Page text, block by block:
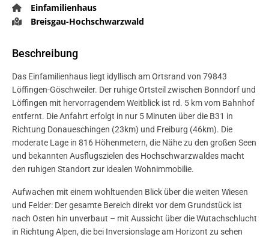
Einfamilienhaus
Breisgau-Hochschwarzwald
Beschreibung
Das Einfamilienhaus liegt idyllisch am Ortsrand von 79843
Löffingen-Göschweiler. Der ruhige Ortsteil zwischen Bonndorf und
Löffingen mit hervorragendem Weitblick ist rd. 5 km vom Bahnhof
entfernt. Die Anfahrt erfolgt in nur 5 Minuten über die B31 in
Richtung Donaueschingen (23km) und Freiburg (46km). Die
moderate Lage in 816 Höhenmetern, die Nähe zu den großen Seen
und bekannten Ausflugszielen des Hochschwarzwaldes macht
den ruhigen Standort zur idealen Wohnimmobilie.
Aufwachen mit einem wohltuenden Blick über die weiten Wiesen
und Felder: Der gesamte Bereich direkt vor dem Grundstück ist
nach Osten hin unverbaut – mit Aussicht über die Wutachschlucht
in Richtung Alpen, die bei Inversionslage am Horizont zu sehen